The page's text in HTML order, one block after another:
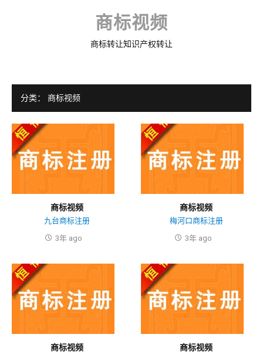
to
content
商标视频
商标转让知识产权转让
分类： 商标视频
商标视频
九台商标注册
3年 ago
商标视频
梅河口商标注册
3年 ago
商标视频 商标视频